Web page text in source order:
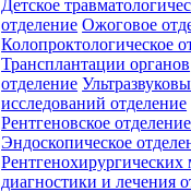
Детское
отделение Ожоговое
Колопроктологическое
Трансплантации органов
отделение
исследований отделение
Рентгеновское отделение
Эндоскопическое
Рентгенохирургических
диагностики и лечения